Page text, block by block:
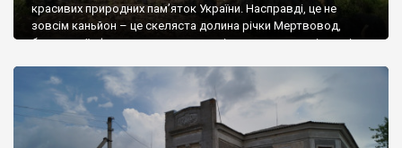
красивих природних пам’яток України. Насправді, це не
зовсім каньйон – це скеляста долина річки Мертвовод,
борти якої сформувалися у вигляді химерних навалів каміння
гранітного масиву, входить у межі Національного природного
парку “Бузький Гард” та у межі Регіонального ландшафтного
парку “Гранітно-степове […]